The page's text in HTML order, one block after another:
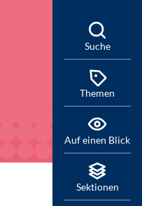
Suche
Themen
Auf einen Blick
Sektionen